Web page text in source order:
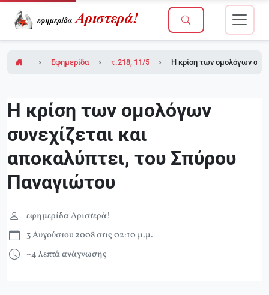
Εφημερίδα Αριστερά!τ.218, 11/5/2007 (ένθετο το τ.2 του Δικτύου
H κρίση των ομολόγων
H κρίση των ομολόγων
συνεχίζεται και
αποκαλύπτει, του Σπύρου
Παναγιώτου
εφημερίδα Αριστερά!
3 Αυγούστου 2008 στις 02:10 μ.μ.
~4 λεπτά ανάγνωσης